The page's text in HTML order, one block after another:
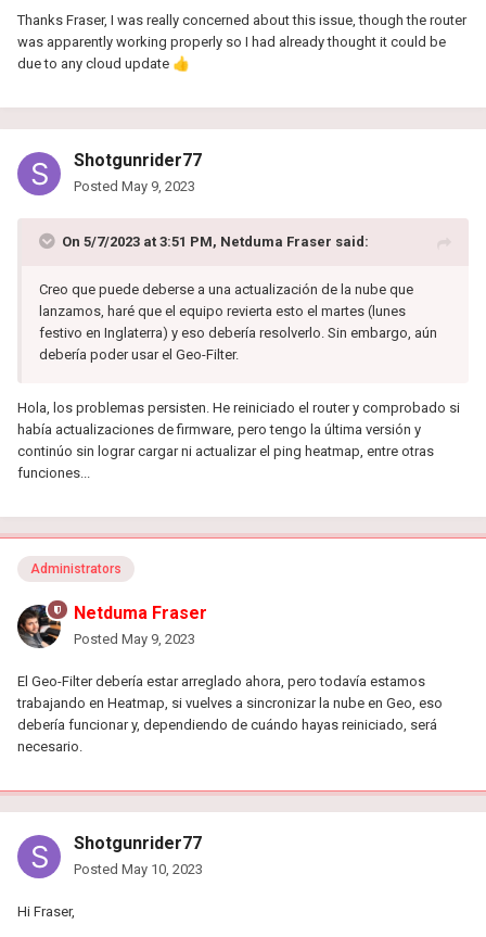
Thanks Fraser, I was really concerned about this issue, though the router
was apparently working properly so I had already thought it could be
due to any cloud update 👍
Shotgunrider77
Posted May 9, 2023
On 5/7/2023 at 3:51 PM, Netduma Fraser said:
Creo que puede deberse a una actualización de la nube que
lanzamos, haré que el equipo revierta esto el martes (lunes
festivo en Inglaterra) y eso debería resolverlo. Sin embargo, aún
debería poder usar el Geo-Filter.
Hola, los problemas persisten. He reiniciado el router y comprobado si
había actualizaciones de firmware, pero tengo la última versión y
continúo sin lograr cargar ni actualizar el ping heatmap, entre otras
funciones...
Administrators
Netduma Fraser
Posted May 9, 2023
El Geo-Filter debería estar arreglado ahora, pero todavía estamos
trabajando en Heatmap, si vuelves a sincronizar la nube en Geo, eso
debería funcionar y, dependiendo de cuándo hayas reiniciado, será
necesario.
Shotgunrider77
Posted May 10, 2023
Hi Fraser,